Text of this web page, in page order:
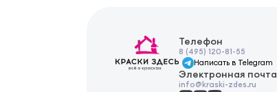
Телефон
8 (495) 120-81-55
Написать в Telegram
Электронная почта
info@kraski-zdes.ru